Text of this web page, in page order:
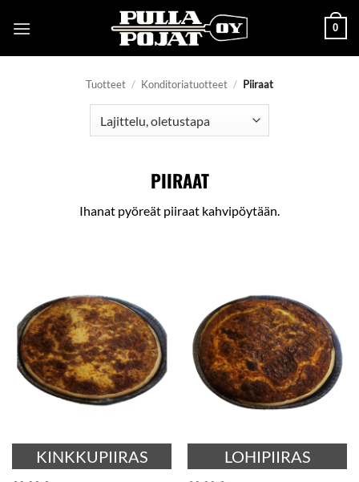
0
Tuotteet / Konditoriatuotteet / Piiraat
PIIRAAT
Ihanat pyöreät piiraat kahvipöytään.
KINKKUPIIRAS LOHIPIIRAS